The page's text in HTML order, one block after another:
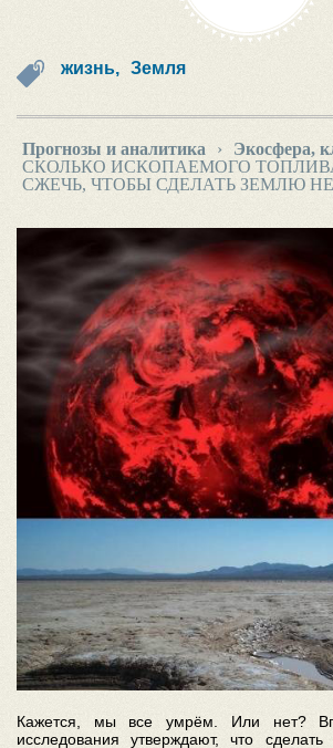
жизнь, Земля
Прогнозы и аналитика › Экосфера,
СКОЛЬКО ИСКОПАЕМОГО
СЖЕЧЬ, ЧТОБЫ СДЕЛАТЬ ЗЕМЛЮ
Кажется, мы все умрём. Или нет?
исследования утверждают, что